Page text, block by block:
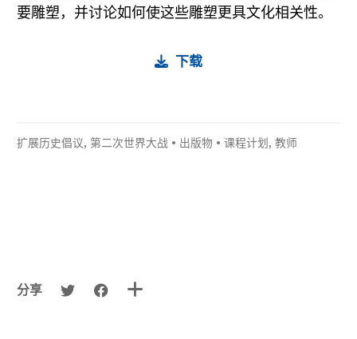
要雕塑，并讨论如何使这些雕塑更具文化相关性。
下载
扩展历史倡议, 第二次世界大战 • 出版物 • 课程计划 , 教师
分享